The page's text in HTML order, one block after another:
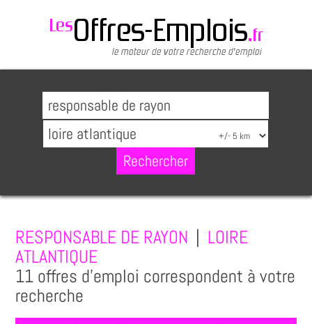
RESPONSABLE DE RAYON
LOIRE
ATLANTIQUE
11 offres d'emploi correspondent à votre
recherche